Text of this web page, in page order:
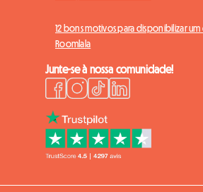
12 bons motivos para disponibilizar
Roomlala
Junte-se à nossa comunidade!